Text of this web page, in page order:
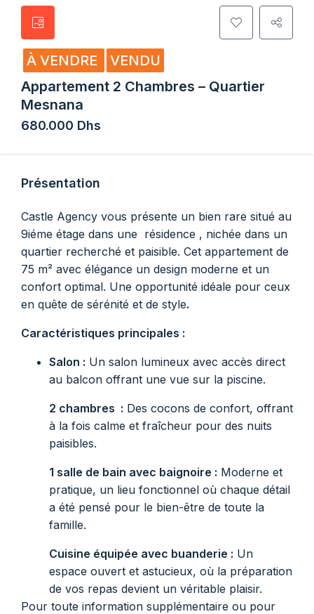
À VENDRE
VENDU
Appartement 2 Chambres – Quartier
Mesnana
680.000 Dhs
Présentation
Castle Agency vous présente un bien rare situé au
9iéme étage dans une résidence , nichée dans un
quartier recherché et paisible. Cet appartement de
75 m² avec élégance un design moderne et un
confort optimal. Une opportunité idéale pour ceux
en quête de sérénité et de style.
Caractéristiques principales :
Salon : Un salon lumineux avec accès direct
au balcon offrant une vue sur la piscine.
2 chambres : Des cocons de confort, offrant
à la fois calme et fraîcheur pour des nuits
paisibles.
1 salle de bain avec baignoire : Moderne et
pratique, un lieu fonctionnel où chaque détail
a été pensé pour le bien-être de toute la
famille.
Cuisine équipée avec buanderie : Un
espace ouvert et astucieux, où la préparation
de vos repas devient un véritable plaisir.
Pour toute information supplémentaire ou pour